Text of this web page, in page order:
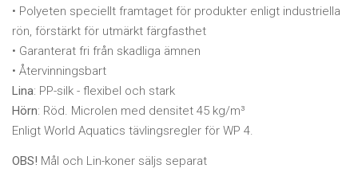
• Polyeten speciellt framtaget för produkter enligt industriella
rön, förstärkt för utmärkt färgfasthet
• Garanterat fri från skadliga ämnen
• Återvinningsbart
Lina: PP-silk - flexibel och stark
Hörn: Röd. Microlen med densitet 45 kg/m³
Enligt World Aquatics tävlingsregler för WP 4.
OBS! Mål och Lin-koner säljs separat